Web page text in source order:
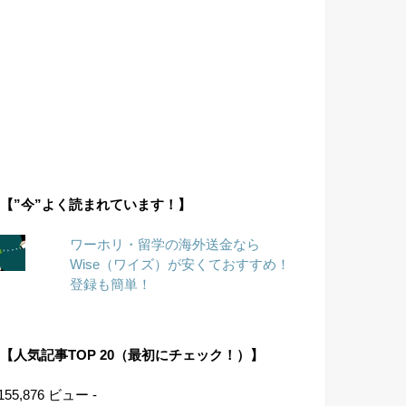
【”今”よく読まれています！】
ワーホリ・留学の海外送金なら
Wise（ワイズ）が安くておすすめ！
登録も簡単！
【人気記事TOP 20（最初にチェック！）】
ビュー -